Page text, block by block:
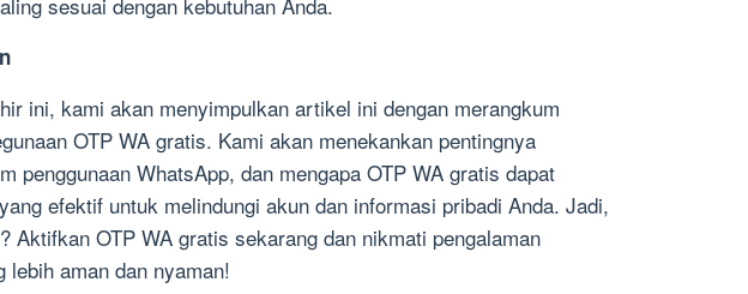
ini, kami akan menyimpulkan artikel ini dengan merangkum
OTP WA gratis. Kami akan menekankan pentingnya
penggunaan WhatsApp, dan mengapa OTP WA gratis dapat
efektif untuk melindungi akun dan informasi pribadi Anda. Jadi,
Aktifkan OTP WA gratis sekarang dan nikmati pengalaman
lebih aman dan nyaman!